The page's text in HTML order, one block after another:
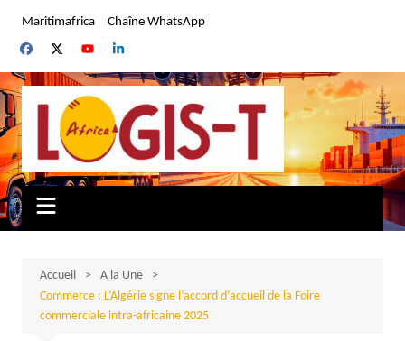
contenu
Maritimafrica Chaîne WhatsApp
Accueil
A la Une
Commerce : L’Algérie signe l’accord d’accueil de la Foire
commerciale intra-africaine 2025